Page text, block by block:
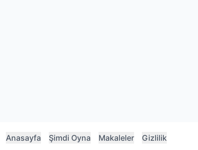
Anasayfa Şimdi Oyna Makaleler Gizlilik